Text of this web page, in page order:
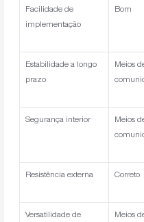
Facilidade de
implementação
Bom
Estabilidade a longo
prazo
Meios
Segurança interior
Meios
Resistência externa Correto
Versatilidade de
Meios